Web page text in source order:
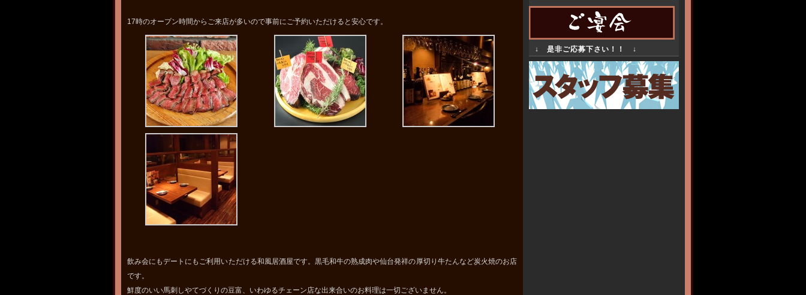
17時のオープン時間からご来店が多いので事前にご予約いただけると安心です。
飲み会にもデートにもご利用いただける和風居酒屋です。黒毛和牛の熟成肉や仙台発祥の厚切り牛たんなど炭火焼のお店
です。
鮮度のいい馬刺しやてづくりの豆富、いわゆるチェーン店な出来合いのお料理は一切ございません。
↓ 是非ご応募下さい！！ ↓